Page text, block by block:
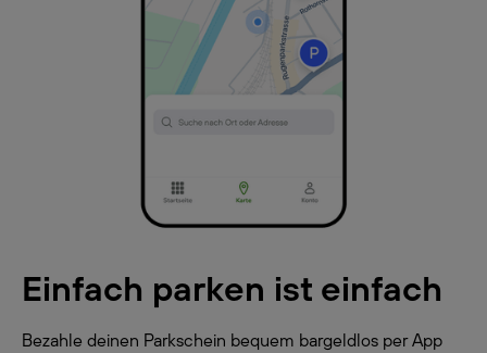
Einfach parken ist einfach
Bezahle deinen Parkschein bequem bargeldlos per App